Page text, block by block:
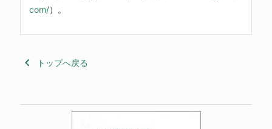
com/）。
keyboard_arrow_left トップへ戻る